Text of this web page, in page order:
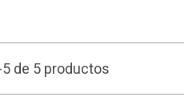
de 5 productos